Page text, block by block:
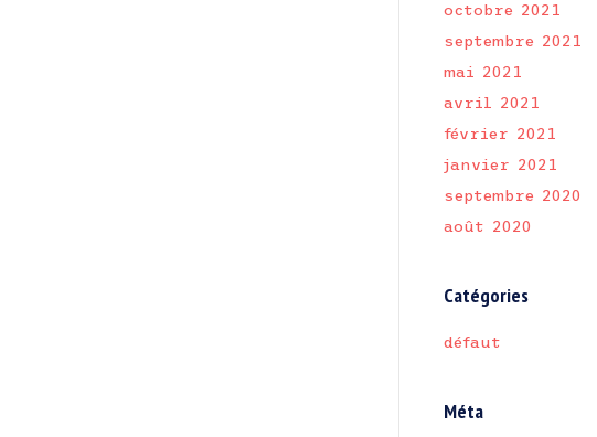
octobre 2021
septembre 2021
mai 2021
avril 2021
février 2021
janvier 2021
septembre 2020
août 2020
Catégories
défaut
Méta